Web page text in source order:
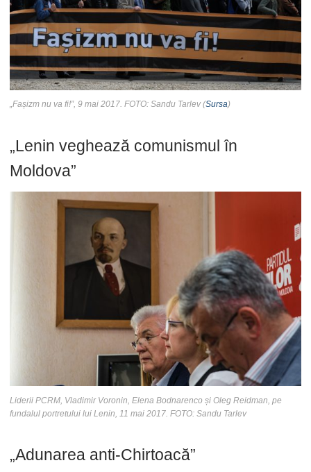
„Fașizm nu va fi!”, 9 mai 2017. FOTO: Sandu Tarlev (Sursa)
„Lenin veghează comunismul în
Moldova”
Liderii PCRM, Vladimir Voronin, Elena Bodnarenco și Oleg Reidman, pe
fundalul portretului lui Lenin, 11 mai 2017. FOTO: Sandu Tarlev
„Adunarea anti-Chirtoacă”